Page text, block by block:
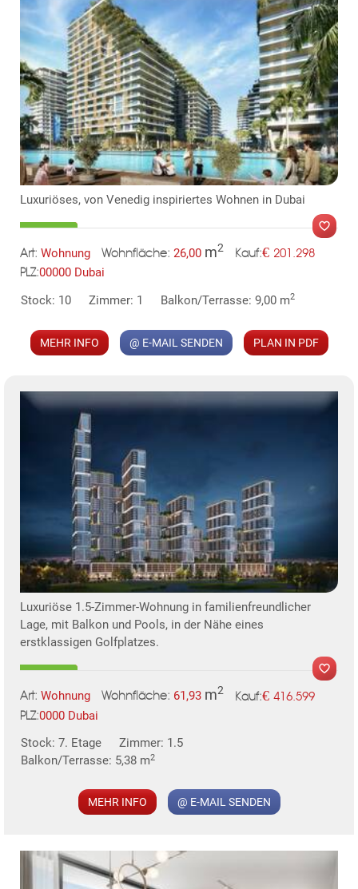
TE
TE
KLIS
MER
Luxuriöses, von Venedig inspiriertes Wohnen in Dubai
Art: Wohnung Wohnfläche: 26,00 m2 Kauf:€ 201.298
PLZ:00000 Dubai
Stock: 10
Zimmer: 1 Balkon/Terrasse: 9,00 m2
MEHR INFO @ E-MAIL SENDEN PLAN IN PDF
Luxuriöse 1.5-Zimmer-Wohnung in familienfreundlicher
Lage, mit Balkon und Pools, in der Nähe eines
erstklassigen Golfplatzes.
Art: Wohnung Wohnfläche: 61,93 m2 Kauf:€ 416.599
PLZ:0000 Dubai
Stock: 7. Etage
Zimmer: 1.5
Balkon/Terrasse: 5,38 m2
MEHR INFO @ E-MAIL SENDEN